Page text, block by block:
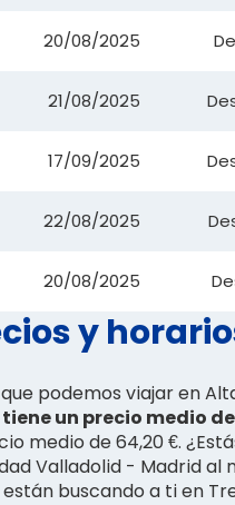
20/08/2025
21/08/2025
17/09/2025
22/08/2025
20/08/2025
y
podemos viajar en
un precio medio de
medio de 64,20 €.
Valladolid - Madrid al
buscando a ti en